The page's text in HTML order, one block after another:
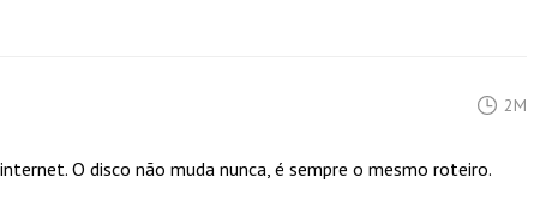
2M
O disco não muda nunca, é sempre o mesmo roteiro.